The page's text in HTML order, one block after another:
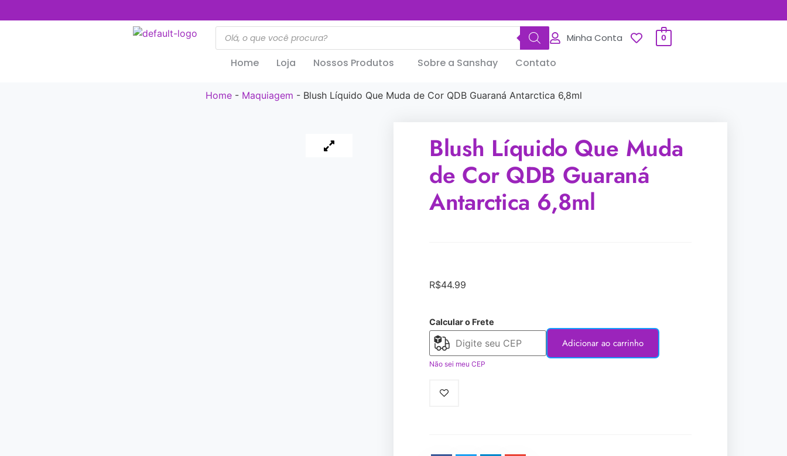
Minha Conta 0
Home Loja Nossos Produtos Sobre a Sanshay Contato
Home- Maquiagem - Blush Líquido Que Muda de Cor QDB Guaraná Antarctica 6,8ml
Blush Líquido Que Muda
de Cor QDB Guaraná
Antarctica 6,8ml
R$44.99
Calcular o Frete
Não sei meu CEP
Adicionar ao carrinho